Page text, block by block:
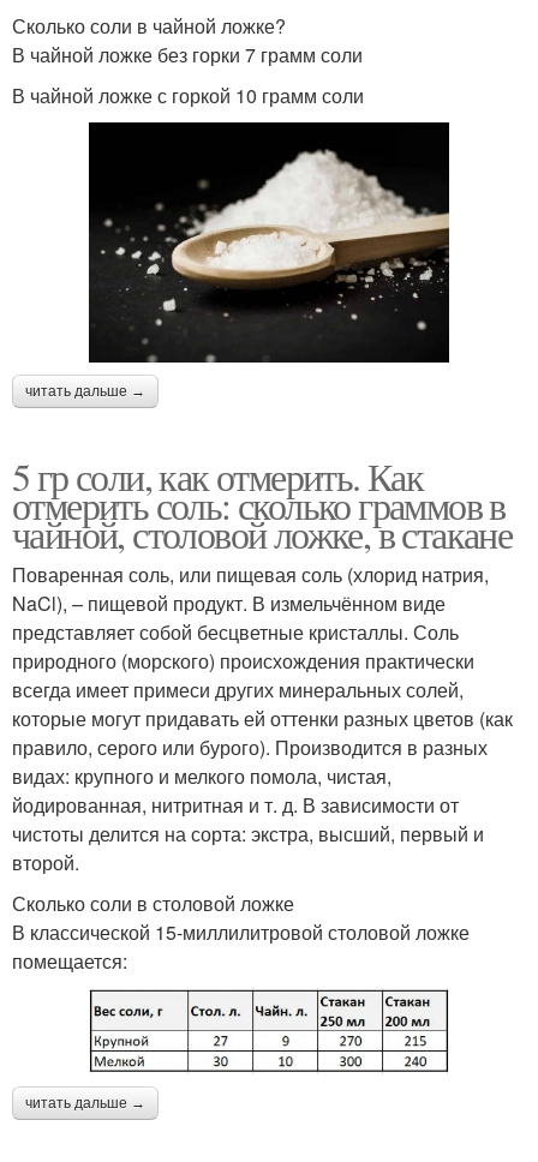
Сколько соли в чайной ложке?
В чайной ложке без горки 7 грамм соли
В чайной ложке с горкой 10 грамм соли
читать дальше →
5 гр соли, как отмерить. Как
отмерить соль: сколько граммов в
чайной, столовой ложке, в стакане
Поваренная соль, или пищевая соль (хлорид натрия,
NaCl), – пищевой продукт. В измельчённом виде
представляет собой бесцветные кристаллы. Соль
природного (морского) происхождения практически
всегда имеет примеси других минеральных солей,
которые могут придавать ей оттенки разных цветов (как
правило, серого или бурого). Производится в разных
видах: крупного и мелкого помола, чистая,
йодированная, нитритная и т. д. В зависимости от
чистоты делится на сорта: экстра, высший, первый и
второй.
Сколько соли в столовой ложке
В классической 15-миллилитровой столовой ложке
помещается:
читать дальше →